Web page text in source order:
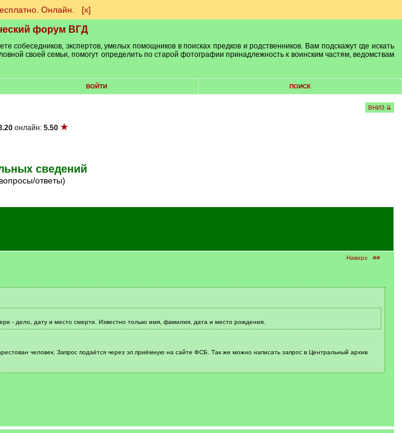
Онлайн. [х]
форум ВГД
экспертов, умелых помощников в поисках предков и родственников. Вам подскажут где искать
своей семьи, помогут определить по старой фотографии принадлежность к воинским частям, ведомствам
ВОЙТИ ПОИСК
ВНИЗ ⇊
онлайн: 5.50 ★
сведений
ответы)
Наверх ##
- дело, дату и место смерти. Известно только имя, фамилия, дата и место рождения.
человек. Запрос подаётся через эл.приёмную на сайте ФСБ. Так же можно написать запрос в Центральный архив